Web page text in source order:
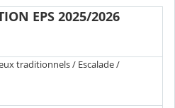
EPS 2025/2026
traditionnels / Escalade /